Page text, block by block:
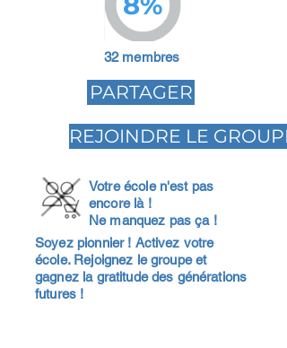
32 membres
PARTAGER
REJOINDRE LE GROUPE
Votre école n'est pas
encore là !
Ne manquez pas ça !
Soyez pionnier ! Activez votre
école. Rejoignez le groupe et
gagnez la gratitude des générations
futures !